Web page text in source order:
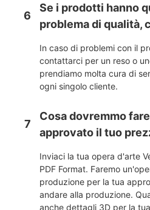
6
Se i prodotti hanno
problema di qualità,
In caso di problemi con il
contattarci per un reso o
prendiamo molta cura di
ogni singolo cliente.
7
Cosa dovremmo
approvato il tuo
Inviaci la tua opera d'arte
PDF Format. Faremo
produzione per la tua
andare alla produzione.
anche dettagli 3D per la